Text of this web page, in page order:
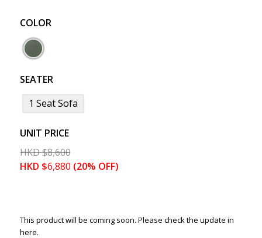
COLOR
SEATER
1 Seat Sofa
UNIT PRICE
HKD$8,600
HKD $6,880 (20% OFF)
This product will be coming soon. Please check the update in
here.